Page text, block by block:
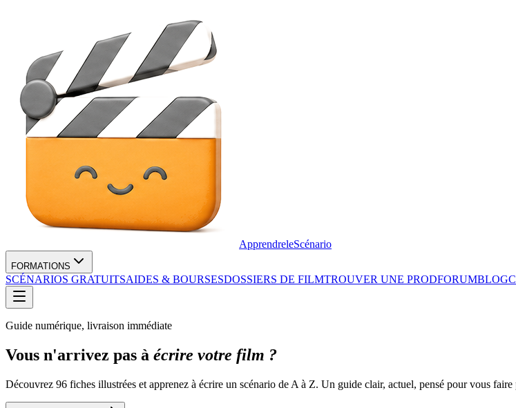
ApprendreleScénario
FORMATIONS
SCÉNARIOS GRATUITSAIDES & BOURSESDOSSIERS DE FILMTROUVER UNE PRODFORUMBLOG
Guide numérique, livraison immédiate
Vous n'arrivez pas à écrire votre film ?
Découvrez 96 fiches illustrées et apprenez à écrire un scénario de A à Z. Un guide clair, actuel, pensé pour vous faire